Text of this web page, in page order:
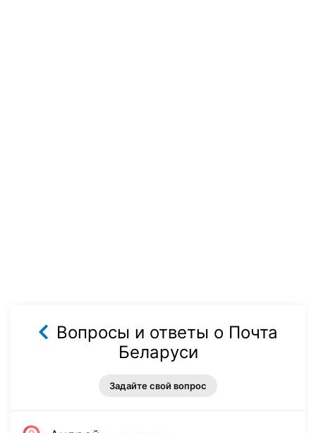
Вопросы и ответы о Почта
Беларуси
Задайте свой вопрос